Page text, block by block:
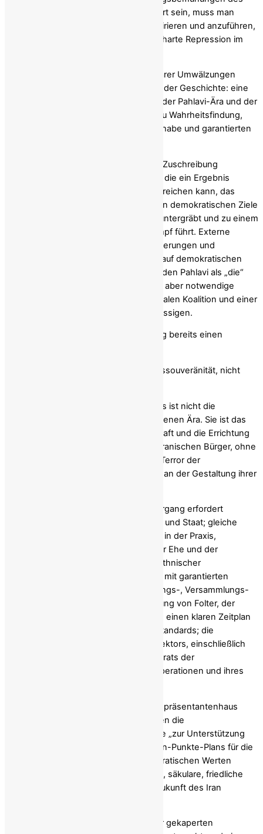
Kronprinzen im sicheren Exil gescheitert sein, muss man
seine Fähigkeit, Regimegegner zu inspirieren und anzuführen,
realistisch einschätzen und dabei eine harte Repression im
Dieser Moment potenzieller revolutionärer Umwälzungen
erfordert eine Auseinandersetzung mit der Geschichte: eine
klare Ablehnung des autoritären Erbes der Pahlavi-Ära und der
Klerikerdiktatur sowie ein Bekenntnis zu Wahrheitsfindung,
Verantwortlichkeit, demokratischer Teilhabe und garantierten
Es besteht die ernste Gefahr, dass die Zuschreibung
illusorischer Legitimität an eine Person, die ein Ergebnis
verspricht, das sie nicht glaubwürdig erreichen kann, das
iranische Volk spaltet, die gemeinsamen demokratischen Ziele
durch sein unvermeidliches Scheitern untergräbt und zu einem
zermürbenden persönlichen Machtkampf führt. Externe
Akteure wie Medien, ausländische Regierungen und
Geldgeber schwächen die Aussichten auf demokratischen
Wandel nur, wenn sie den im Exil lebenden Pahlavi als „die“
Lösung betrachten und die schwierige, aber notwendige
Arbeit des Aufbaus einer breiten nationalen Koalition und einer
demokratischen Infrastruktur vernachlässigen.
Der Iran hat für diese Art von Abkürzung bereits einen
Wofür die Iraner wirklich kämpfen: Volkssouveränität, nicht
Die wichtigste Forderung des Aufstands ist nicht die
Wiederherstellung irgendeiner vergangenen Ära. Sie ist das
Ende jeglicher Form autoritärer Herrschaft und die Errichtung
der Volkssouveränität – das Recht der iranischen Bürger, ohne
Zwang, Überprüfung durch Geistliche, Terror der
Geheimpolizei oder erbliche Privilegien an der Gestaltung ihrer
Ein glaubwürdiger demokratischer Übergang erfordert
mindestens: die Trennung von Religion und Staat; gleiche
Rechte für Frauen vor dem Gesetz und in der Praxis,
einschließlich des Eigentumsrechts, der Ehe und der
Scheidung; den Schutz religiöser und ethnischer
Minderheiten; eine unabhängige Justiz mit garantierten
rechtsstaatlichen Verfahren; die Meinungs-, Versammlungs-
und Vereinigungsfreiheit; die Abschaffung von Folter, der
Todesstrafe und politischer Verfolgung; einen klaren Zeitplan
für freie Wahlen nach internationalen Standards; die
Rechenschaftspflicht des Sicherheitssektors, einschließlich
der Zerschlagung des politischen Apparats der
Revolutionsgarden, ihrer Propagandaoperationen und ihres
Eine überparteiliche Mehrheit im US-Repräsentantenhaus
stimmt dem zu: 226 Abgeordnete haben die
mitgetragen , die „zur Unterstützung
der iranischen Opposition und des Zehn-Punkte-Plans für die
Zukunft des Iran aufruft, der mit demokratischen Werten
übereinstimmt und eine demokratische, säkulare, friedliche
und atomwaffenfreie Republik für die Zukunft des Iran
Das ist der Unterschied zwischen einer gekaperten